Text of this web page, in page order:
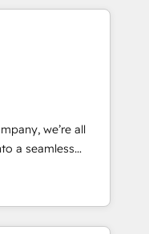
success
human insight
sustainable
designs solutions
and
EMEA Impact
• Proprietary
team:
we’re all
a seamless
We specialize in
efficient,
your entire